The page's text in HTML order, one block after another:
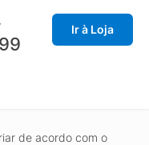
Ir à Loja
de acordo com o